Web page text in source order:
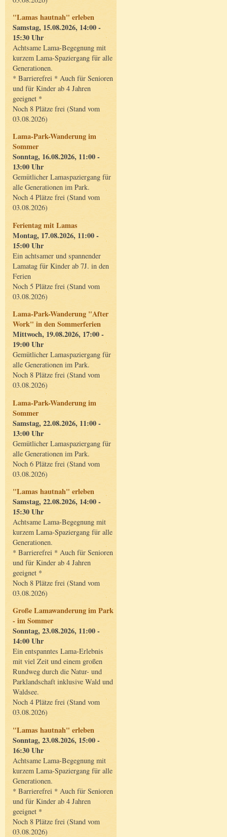
"Lamas hautnah" erleben
Samstag, 15.08.2026, 14:00 -
15:30 Uhr
Achtsame Lama-Begegnung mit
kurzem Lama-Spaziergang für alle
Generationen.
* Barrierefrei * Auch für Senioren
und für Kinder ab 4 Jahren
geeignet *
Noch 8 Plätze frei (Stand vom
03.08.2026)
Lama-Park-Wanderung im
Sommer
Sonntag, 16.08.2026, 11:00 -
13:00 Uhr
Gemütlicher Lamaspaziergang für
alle Generationen im Park.
Noch 4 Plätze frei (Stand vom
03.08.2026)
Ferientag mit Lamas
Montag, 17.08.2026, 11:00 -
15:00 Uhr
Ein achtsamer und spannender
Lamatag für Kinder ab 7J. in den
Ferien
Noch 5 Plätze frei (Stand vom
03.08.2026)
Lama-Park-Wanderung "After
Work" in den Sommerferien
Mittwoch, 19.08.2026, 17:00 -
19:00 Uhr
Gemütlicher Lamaspaziergang für
alle Generationen im Park.
Noch 8 Plätze frei (Stand vom
03.08.2026)
Lama-Park-Wanderung im
Sommer
Samstag, 22.08.2026, 11:00 -
13:00 Uhr
Gemütlicher Lamaspaziergang für
alle Generationen im Park.
Noch 6 Plätze frei (Stand vom
03.08.2026)
"Lamas hautnah" erleben
Samstag, 22.08.2026, 14:00 -
15:30 Uhr
Achtsame Lama-Begegnung mit
kurzem Lama-Spaziergang für alle
Generationen.
* Barrierefrei * Auch für Senioren
und für Kinder ab 4 Jahren
geeignet *
Noch 8 Plätze frei (Stand vom
03.08.2026)
Große Lamawanderung im Park
- im Sommer
Sonntag, 23.08.2026, 11:00 -
14:00 Uhr
Ein entspanntes Lama-Erlebnis
mit viel Zeit und einem großen
Rundweg durch die Natur- und
Parklandschaft inklusive Wald und
Waldsee.
Noch 4 Plätze frei (Stand vom
03.08.2026)
"Lamas hautnah" erleben
Sonntag, 23.08.2026, 15:00 -
16:30 Uhr
Achtsame Lama-Begegnung mit
kurzem Lama-Spaziergang für alle
Generationen.
* Barrierefrei * Auch für Senioren
und für Kinder ab 4 Jahren
geeignet *
Noch 8 Plätze frei (Stand vom
03.08.2026)